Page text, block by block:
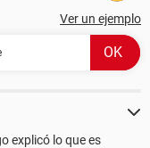
Ver un ejemplo
explicó lo que es